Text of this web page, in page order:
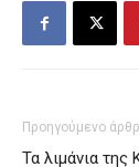
Προηγούμενο
Τα λιμάνια της